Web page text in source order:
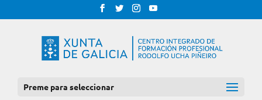
Preme para seleccionar